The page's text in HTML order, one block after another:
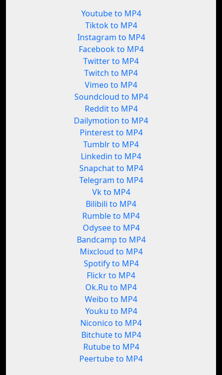
Youtube to MP4
Tiktok to MP4
Instagram to MP4
Facebook to MP4
Twitter to MP4
Twitch to MP4
Vimeo to MP4
Soundcloud to MP4
Reddit to MP4
Dailymotion to MP4
Pinterest to MP4
Tumblr to MP4
Linkedin to MP4
Snapchat to MP4
Telegram to MP4
Vk to MP4
Bilibili to MP4
Rumble to MP4
Odysee to MP4
Bandcamp to MP4
Mixcloud to MP4
Spotify to MP4
Flickr to MP4
Ok.Ru to MP4
Weibo to MP4
Youku to MP4
Niconico to MP4
Bitchute to MP4
Rutube to MP4
Peertube to MP4